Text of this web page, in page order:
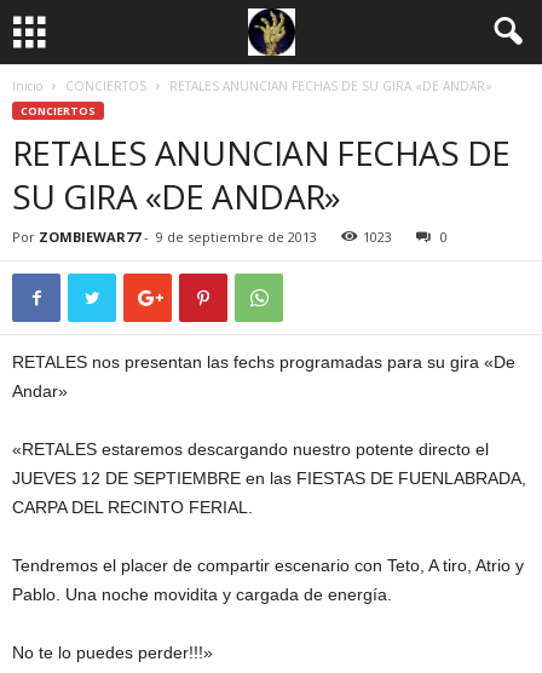
Inicio CONCIERTOS RETALES ANUNCIAN FECHAS DE SU GIRA «DE ANDAR»
CONCIERTOS
RETALES ANUNCIAN FECHAS DE
SU GIRA «DE ANDAR»
Por ZOMBIEWAR77- 9 de septiembre de 2013 1023 0
RETALES nos presentan las fechs programadas para su gira «De
Andar»
«RETALES estaremos descargando nuestro potente directo el
JUEVES 12 DE SEPTIEMBRE en las FIESTAS DE FUENLABRADA,
CARPA DEL RECINTO FERIAL.
Tendremos el placer de compartir escenario con Teto, A tiro, Atrio y
Pablo. Una noche movidita y cargada de energía.
No te lo puedes perder!!!»